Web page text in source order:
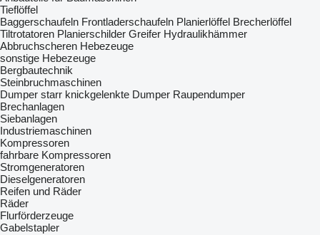
Tieflöffel
Baggerschaufeln Frontladerschaufeln Planierlöffel Brecherlöffel
Tiltrotatoren Planierschilder Greifer Hydraulikhämmer
Abbruchscheren Hebezeuge
sonstige Hebezeuge
Bergbautechnik
Steinbruchmaschinen
Dumper starr knickgelenkte Dumper Raupendumper
Brechanlagen
Siebanlagen‎
Industriemaschinen
Kompressoren
fahrbare Kompressoren
Stromgeneratoren
Dieselgeneratoren
Reifen und Räder
Räder
Flurförderzeuge
Gabelstapler